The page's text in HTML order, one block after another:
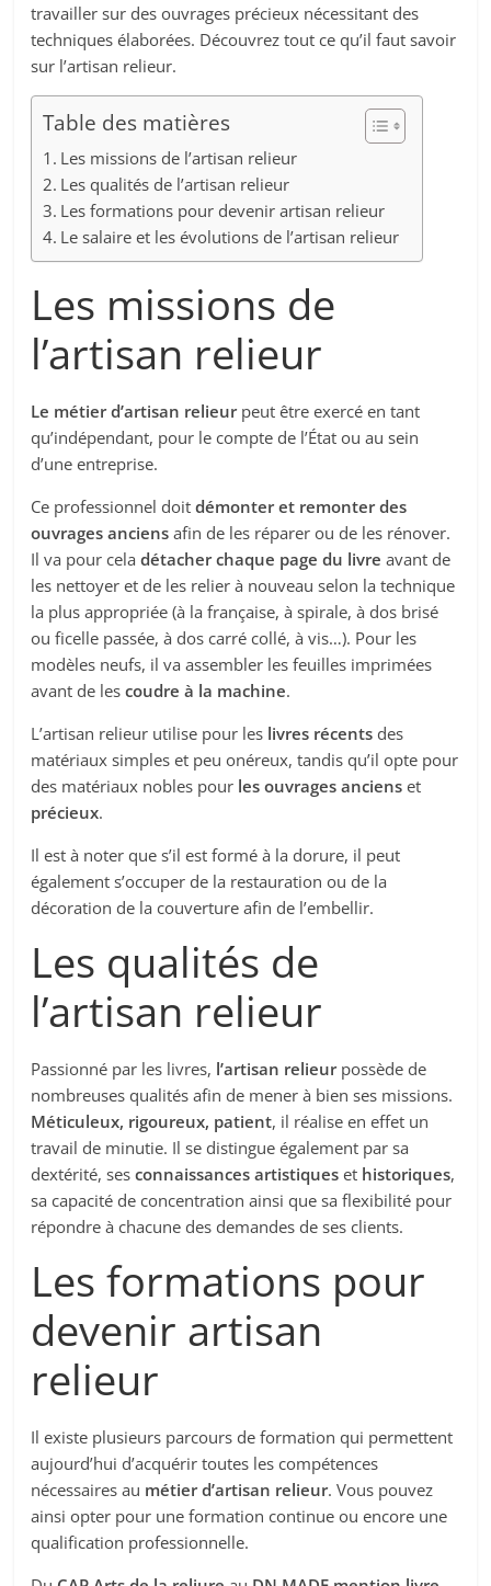
travailler sur des ouvrages précieux nécessitant des
techniques élaborées. Découvrez tout ce qu’il faut savoir
sur l’artisan relieur.
Table des matières
Les missions de l’artisan relieur
Les qualités de l’artisan relieur
Les formations pour devenir artisan relieur
Le salaire et les évolutions de l’artisan relieur
Les missions de
l’artisan relieur
Le métier d’artisan relieurpeut être exercé en tant
qu’indépendant, pour le compte de l’État ou au sein
d’une entreprise.
Ce professionnel doitdémonter et remonter des
ouvrages anciens afin de les réparer ou de les rénover.
Il va pour celadétacher chaque page du livre avant de
les nettoyer et de les relier à nouveau selon la technique
la plus appropriée (à la française, à spirale, à dos brisé
ou ficelle passée, à dos carré collé, à vis…). Pour les
modèles neufs, il va assembler les feuilles imprimées
avant de les coudre à la machine.
L’artisan relieur utilise pour les livres récents des
matériaux simples et peu onéreux, tandis qu’il opte pour
des matériaux nobles pour les ouvrages ancienset
précieux.
Il est à noter que s’il est formé à la dorure, il peut
également s’occuper de la restauration ou de la
décoration de la couverture afin de l’embellir.
Les qualités de
l’artisan relieur
Passionné par les livres, l’artisan relieurpossède de
nombreuses qualités afin de mener à bien ses missions.
Méticuleux, rigoureux, patient, il réalise en effet un
travail de minutie. Il se distingue également par sa
dextérité, sesconnaissances artistiqueset historiques,
sa capacité de concentration ainsi que sa flexibilité pour
répondre à chacune des demandes de ses clients.
Les formations pour
devenir artisan
relieur
Il existe plusieurs parcours de formation qui permettent
aujourd’hui d’acquérir toutes les compétences
nécessaires au métier d’artisan relieur. Vous pouvez
ainsi opter pour une formation continue ou encore une
qualification professionnelle.